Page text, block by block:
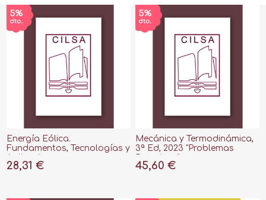
Energía Eólica.
Fundamentos, Tecnologías y
28,31 €
Mecánica y Termodinámica,
3ª Ed, 2023 "Problemas
45,60 €